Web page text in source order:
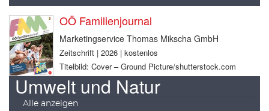
OÖ Familienjournal
Marketingservice Thomas Mikscha GmbH
Zeitschrift | 2026 | kostenlos
Titelbild: Cover – Ground Picture/shutterstock.com
Umwelt und Natur
Alle anzeigen